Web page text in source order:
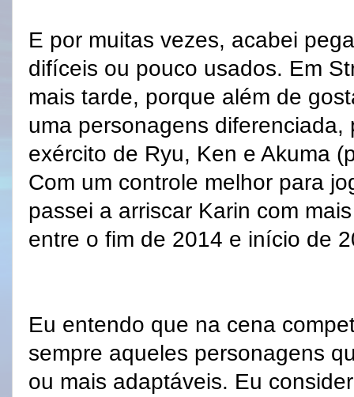
E por muitas vezes, acabei
difíceis ou pouco usados. Em
mais tarde, porque além de
uma personagens
exército de Ryu, Ken e Akuma
Com um controle melhor para
passei a arriscar Karin com
entre o fim de 2014 e início de
Eu entendo que na cena
sempre aqueles personagens
ou mais adaptáveis. Eu